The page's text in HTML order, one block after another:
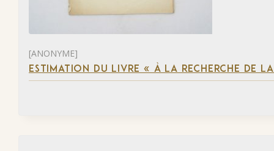
[ANONYME]
ESTIMATION DU LIVRE « À LA RECHERCHE DE